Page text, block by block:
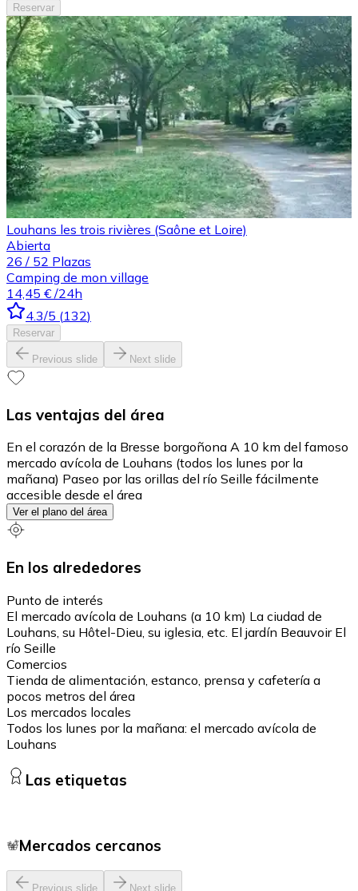
Reservar
Louhans les trois rivières (Saône et Loire)
Abierta
26 / 52 Plazas
Camping de mon village
14,45 € /24h
4.3/5 (132)
Reservar
Previous slide Next slide
Las ventajas del área
En el corazón de la Bresse borgoñona A 10 km del famoso
mercado avícola de Louhans (todos los lunes por la
mañana) Paseo por las orillas del río Seille fácilmente
accesible desde el área
Ver el plano del área
En los alrededores
Punto de interés
El mercado avícola de Louhans (a 10 km) La ciudad de
Louhans, su Hôtel-Dieu, su iglesia, etc. El jardín Beauvoir El
río Seille
Comercios
Tienda de alimentación, estanco, prensa y cafetería a
pocos metros del área
Los mercados locales
Todos los lunes por la mañana: el mercado avícola de
Louhans
Las etiquetas
Mercados cercanos
Previous slide Next slide